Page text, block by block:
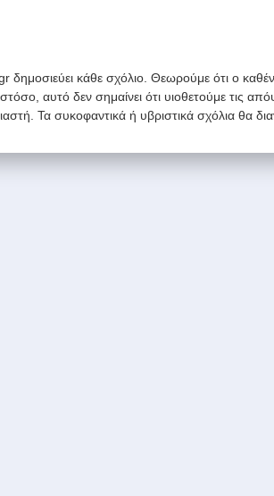
κάθε σχόλιο. Θεωρούμε ότι ο
αυτό δεν σημαίνει ότι υιοθετούμε τις
Τα συκοφαντικά ή υβριστικά σχόλια θα